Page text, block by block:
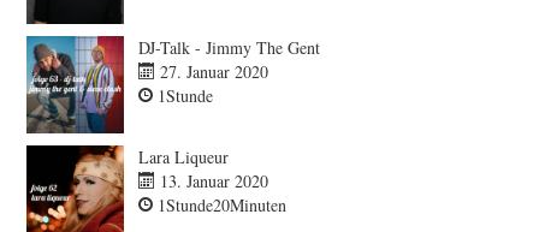
DJ-Talk - Jimmy The Gent
27. Januar 2020
1Stunde
Lara Liqueur
13. Januar 2020
1Stunde20Minuten